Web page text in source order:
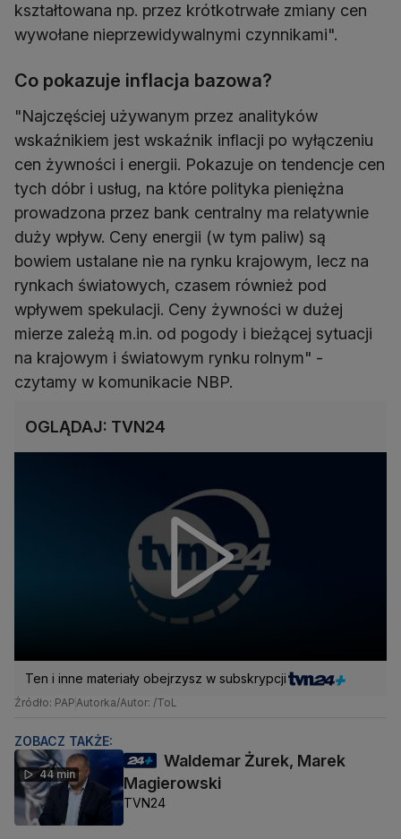
kształtowana np. przez krótkotrwałe zmiany cen
wywołane nieprzewidywalnymi czynnikami".
Co pokazuje inflacja bazowa?
"Najczęściej używanym przez analityków
wskaźnikiem jest wskaźnik inflacji po wyłączeniu
cen żywności i energii. Pokazuje on tendencje cen
tych dóbr i usług, na które polityka pieniężna
prowadzona przez bank centralny ma relatywnie
duży wpływ. Ceny energii (w tym paliw) są
bowiem ustalane nie na rynku krajowym, lecz na
rynkach światowych, czasem również pod
wpływem spekulacji. Ceny żywności w dużej
mierze zależą m.in. od pogody i bieżącej sytuacji
na krajowym i światowym rynku rolnym" -
czytamy w komunikacie NBP.
OGLĄDAJ: TVN24
Ten i inne materiały obejrzysz w subskrypcji
Źródło: PAPAutorka/Autor: /ToL
ZOBACZ TAKŻE:
44 min
Waldemar Żurek, Marek
Magierowski
TVN24